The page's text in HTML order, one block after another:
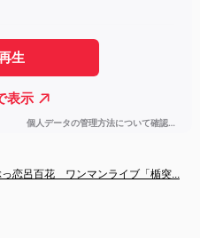
っ恋呂百花　ワンマンライブ「楯突...